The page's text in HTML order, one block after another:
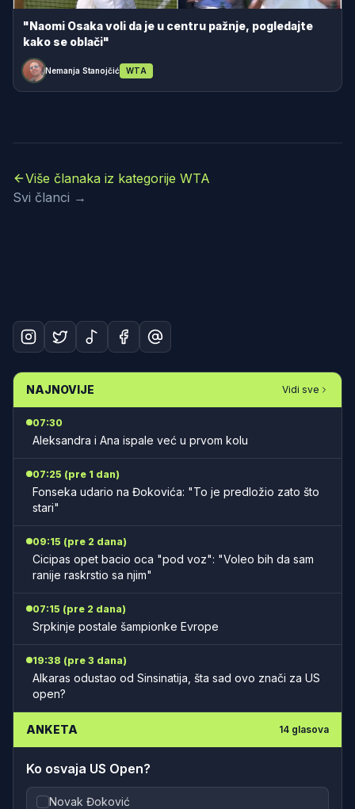
"Naomi Osaka voli da je u centru pažnje, pogledajte
kako se oblači"
Nemanja Stanojčić WTA
Više članaka iz kategorije WTA
Svi članci →
NAJNOVIJE Vidi sve
07:30
Aleksandra i Ana ispale već u prvom kolu
07:25 (pre 1 dan)
Fonseka udario na Đokovića: "To je predložio zato što
stari"
09:15 (pre 2 dana)
Cicipas opet bacio oca "pod voz": "Voleo bih da sam
ranije raskrstio sa njim"
07:15 (pre 2 dana)
Srpkinje postale šampionke Evrope
19:38 (pre 3 dana)
Alkaras odustao od Sinsinatija, šta sad ovo znači za US
open?
ANKETA 14 glasova
Ko osvaja US Open?
Novak Đoković